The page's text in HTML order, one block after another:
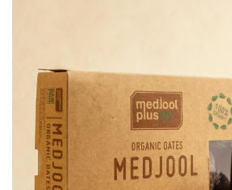
OREZ ȘI CEREALE
PASTE
CREME ȘI PASTE TARTINABILE
CONDIMENTE
CEAIURI GRECEȘTI
CIOCOLATĂ ȘI CACAO